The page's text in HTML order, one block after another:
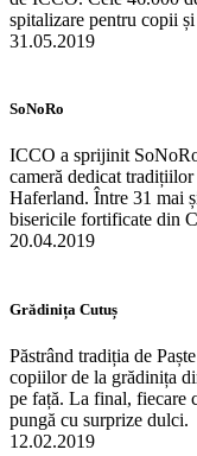
spitalizare pentru copii
31.05.2019
SoNoRo
ICCO a sprijinit
cameră dedicat
Haferland. Între 31 mai
bisericile fortificate din
20.04.2019
Grădinița Cutuș
Păstrând tradiția de
copiilor de la grădinița
pe față. La final, fiecare
pungă cu surprize dulci.
12.02.2019